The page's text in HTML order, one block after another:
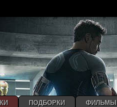
ПОДБОРКИ ФИЛЬМЫ